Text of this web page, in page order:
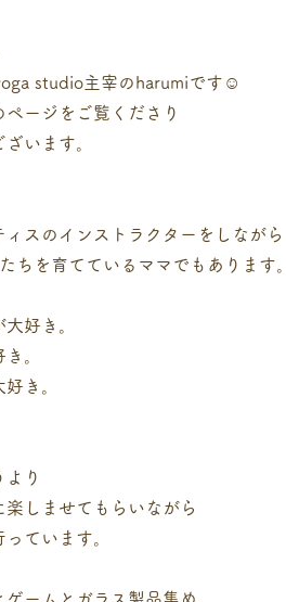
studio主宰のharumiです☺︎
ページをご覧くださり
います。
ィスのインストラクターをしながら
ちを育てているママでもあります。
好き。
。
き。
より
楽しませてもらいながら
ています。